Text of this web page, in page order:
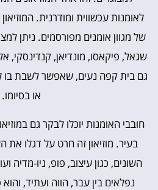
לאומנות עכשווית ומודרנית.
של מגוון אומנים מפורסמים. ניתן
שגאל, פיקאסו, מונדיאן, קנדינסקי,
גם בית קפה נעים, שאפשר לשבת בו
או בסיומו.
חובבי האומנות יוכלו לבקר גם
בעיר. מוזיאון זה חרט על דגלו את
השונים, כגון עיצוב, פופ, ניו-מדיה
נפלאים בין עבר, הווה ועתיד,